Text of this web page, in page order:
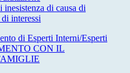
di causa di
interessi
di Esperti Interni/Esperti
CON IL